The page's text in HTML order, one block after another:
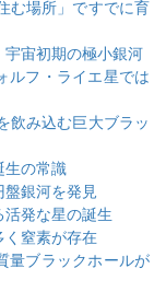
む場所」ですでに育
宙初期の極小銀河
ルフ・ライエ星では
飲み込む巨大ブラッ
生の常識
盤銀河を発見
発な星の誕生
窒素が存在
量ブラックホールが